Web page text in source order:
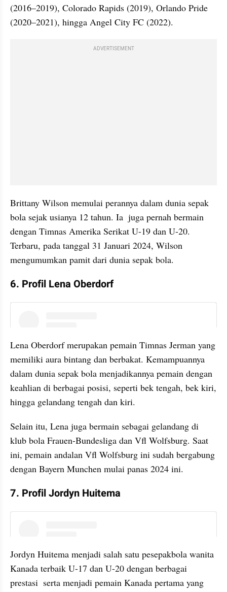
(2016–2019), Colorado Rapids (2019), Orlando Pride
(2020–2021), hingga Angel City FC (2022).
ADVERTISEMENT
Brittany Wilson memulai perannya dalam dunia sepak
bola sejak usianya 12 tahun. Ia  juga pernah bermain
dengan Timnas Amerika Serikat U-19 dan U-20.
Terbaru, pada tanggal 31 Januari 2024, Wilson
mengumumkan pamit dari dunia sepak bola.
6. Profil Lena Oberdorf
Lena Oberdorf merupakan pemain Timnas Jerman yang
memiliki aura bintang dan berbakat. Kemampuannya
dalam dunia sepak bola menjadikannya pemain dengan
keahlian di berbagai posisi, seperti bek tengah, bek kiri,
hingga gelandang tengah dan kiri.
Selain itu, Lena juga bermain sebagai gelandang di
klub bola Frauen-Bundesliga dan Vfl Wolfsburg. Saat
ini, pemain andalan Vfl Wolfsburg ini sudah bergabung
dengan Bayern Munchen mulai panas 2024 ini.
7. Profil Jordyn Huitema
Jordyn Huitema menjadi salah satu pesepakbola wanita
Kanada terbaik U-17 dan U-20 dengan berbagai
prestasi  serta menjadi pemain Kanada pertama yang